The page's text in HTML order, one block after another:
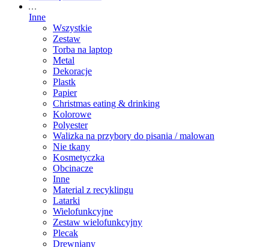
Inne
Wszystkie
Zestaw
Torba na laptop
Metal
Dekoracje
Plastk
Papier
Christmas eating & drinking
Kolorowe
Polyester
Walizka na przybory do pisania / malowan
Nie tkany
Kosmetyczka
Obcinacze
Inne
Material z recyklingu
Latarki
Wielofunkcyjne
Zestaw wielofunkcyjny
Plecak
Drewniany